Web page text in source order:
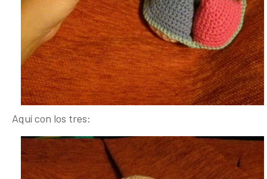
Aquí con los tres: